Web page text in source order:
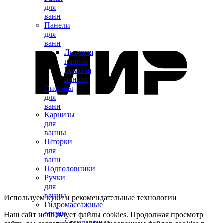
для
ванн
Панели
для
ванн
Лицевая
панель
Боковая
панель
Сифоны
для
ванн
Карнизы
для
ванны
Шторки
для
ванн
Подголовники
Ручки
для
ванны
Гидромассажные
опции
Используем куки и рекомендательные технологии
Наш сайт использует файлы cookies. Продолжая просмотр